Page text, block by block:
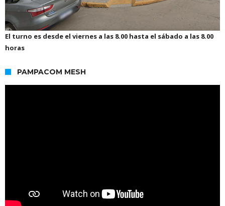
El turno es desde el viernes a las 8.00 hasta el sábado a las 8.00
horas
PAMPACOM MESH